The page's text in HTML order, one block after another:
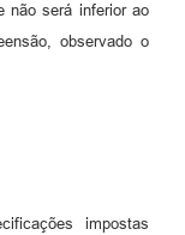
não será inferior ao
observado o
impostas